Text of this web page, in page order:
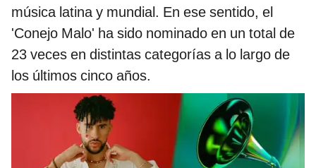
música latina y mundial. En ese sentido, el
'Conejo Malo' ha sido nominado en un total de
23 veces en distintas categorías a lo largo de
los últimos cinco años.